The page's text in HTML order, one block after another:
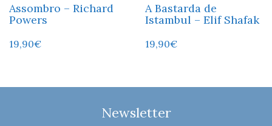
Assombro – Richard
Powers
19,90€
A Bastarda de
Istambul – Elif Shafak
19,90€
Newsletter